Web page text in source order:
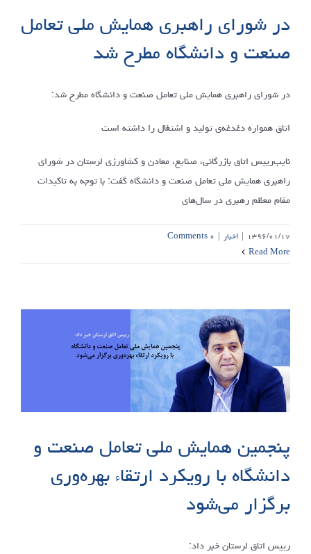
در شورای راهبری همایش ملی تعامل
صنعت و دانشگاه مطرح شد
در شورای راهبری همایش ملی تعامل صنعت و دانشگاه مطرح شد:
اتاق همواره دغدغه‌ی تولید و اشتغال را داشته است
نایب‌رییس اتاق بازرگانی، صنایع، معادن و کشاورزی لرستان در شورای
راهبری همایش ملی تعامل صنعت و دانشگاه گفت: با توجه به تاکیدات
مقام معظم رهبری در سال‌های
۱۳۹۶/۰۱/۱۷ | اخبار | ۰ Comments
Read More
پنجمین همایش ملی تعامل صنعت و
دانشگاه با رویکرد ارتقاء بهره‌وری
برگزار می‌شود
رییس اتاق لرستان خبر داد: